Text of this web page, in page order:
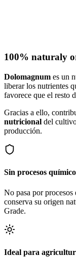
100% naturaly
Dolomagnum es un
liberar los nutrientes
favorece que el resto
Gracias a ello,
nutricional del
producción.
Sin procesos
No pasa por
conserva su origen
Grade.
Ideal para